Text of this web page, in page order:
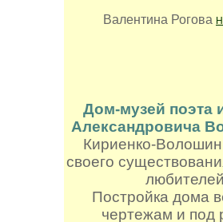
Валентина Рогова
Дом-музей поэта
Александровича
Кириенко-
своего
Постройка дома
чертежам и под